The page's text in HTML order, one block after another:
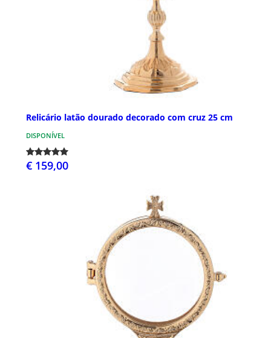
Relicário latão dourado decorado com cruz 25 cm
DISPONÍVEL
€ 159,00